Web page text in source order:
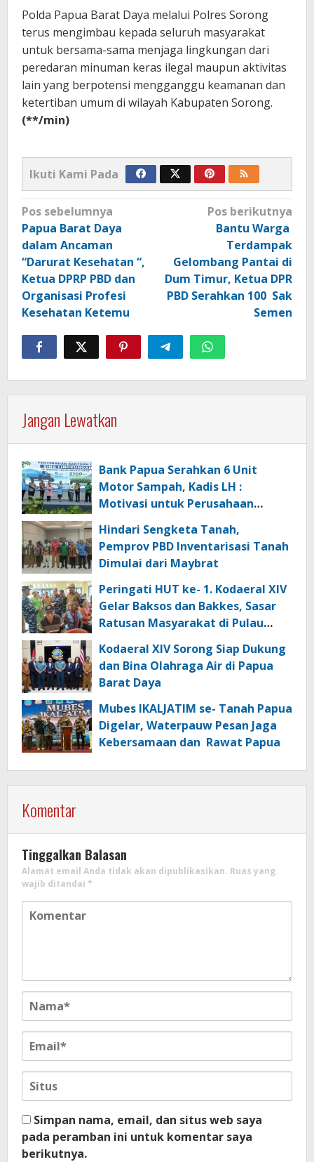
Polda Papua Barat Daya melalui Polres Sorong
terus mengimbau kepada seluruh masyarakat
untuk bersama-sama menjaga lingkungan dari
peredaran minuman keras ilegal maupun aktivitas
lain yang berpotensi mengganggu keamanan dan
ketertiban umum di wilayah Kabupaten Sorong.
(**/min)
Ikuti Kami Pada
Navigasi
pos
Pos sebelumnya
Papua Barat Daya
dalam Ancaman
“Darurat Kesehatan “,
Ketua DPRP PBD dan
Organisasi Profesi
Kesehatan Ketemu
Pos berikutnya
Bantu Warga
Terdampak
Gelombang Pantai di
Dum Timur, Ketua DPR
PBD Serahkan 100 Sak
Semen
Jangan Lewatkan
Bank Papua Serahkan 6 Unit
Motor Sampah, Kadis LH :
Motivasi untuk Perusahaan
Lingkungan
Hindari Sengketa Tanah,
Pemprov PBD Inventarisasi Tanah
Dimulai dari Maybrat
Peringati HUT ke- 1. Kodaeral XIV
Gelar Baksos dan Bakkes, Sasar
Ratusan Masyarakat di Pulau
Kodaeral XIV Sorong Siap Dukung
dan Bina Olahraga Air di Papua
Barat Daya
Mubes IKALJATIM se- Tanah Papua
Digelar, Waterpauw Pesan Jaga
Kebersamaan dan Rawat Papua
Komentar
Tinggalkan Balasan
Alamat email Anda tidak akan dipublikasikan. Ruas yang
wajib ditandai *
Simpan nama, email, dan situs web saya
pada peramban ini untuk komentar saya
berikutnya.